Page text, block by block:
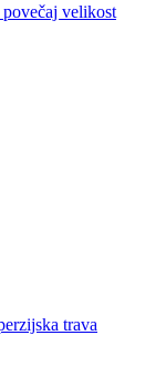
povečaj velikost